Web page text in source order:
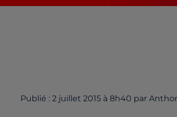
Publié : 2 juillet 2015 à 8h40 par